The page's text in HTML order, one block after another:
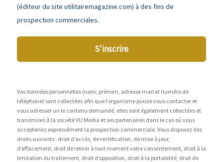
(éditeur du site utilitairemagazine.com) à des fins de
prospection commerciales.
S'inscrire
Vos données personnelles (nom, prénom, adresse mail et numéro de
téléphone) sont collectées afin que l’organisme puisse vous contacter et
vous adresser un le contenu demandé, elles sont également collectées et
transmises à la société VU Media et ses partenaires dans le cas où vous
accepteriez expressément la prospection commerciale. Vous disposez des
droits suivants : droit d’accès, de rectification, de mise à jour,
d’effacement, droit de retirer à tout moment votre consentement, droit à la
limitation du traitement, droit d’opposition, droit à la portabilité, droit de